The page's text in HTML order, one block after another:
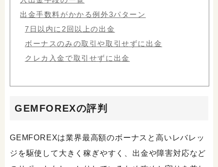
出金手数料がかかる例外3パターン
7日以内に2回以上の出金
ボーナスのみの取引や取引せずに出金
クレカ入金で取引せずに出金
GEMFOREXの評判
GEMFOREXは業界最高額のボーナスと高いレバレッ
ジを駆使して大きく稼ぎやすく、出金や障害対応など